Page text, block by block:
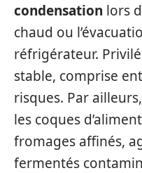
condensation lors
chaud ou
réfrigérateur.
stable, comprise
risques. Par
les coques
fromages affinés,
fermentés